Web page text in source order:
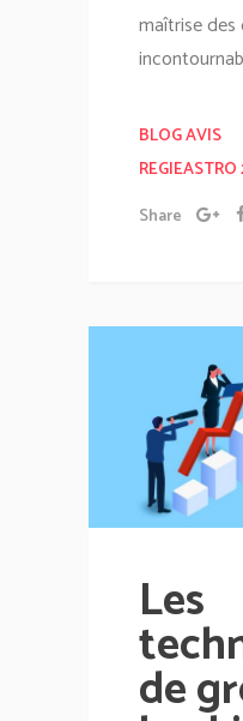
maîtrise des
BLOG AVIS
REGIEASTRO
Share
Les
de